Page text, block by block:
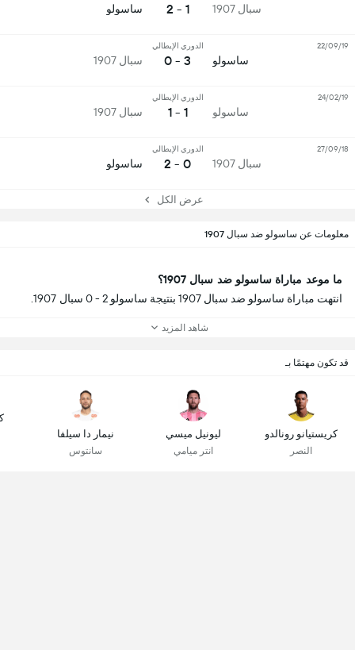
سبال 1907 1 - 2 ساسولو
ساسولو
الدوري الإيطالي
3 - 0 سبال 1907
22/09/19
ساسولو
الدوري الإيطالي
1 - 1 سبال 1907
24/02/19
سبال 1907
الدوري الإيطالي
0 - 2 ساسولو
27/09/18
عرض الكل
معلومات عن ساسولو ضد سبال 1907
ما موعد مباراة ساسولو ضد سبال 1907؟
انتهت مباراة ساسولو ضد سبال 1907 بنتيجة ساسولو 2 - 0 سبال 1907.
شاهد المزيد
قد تكون مهتمًا بـ
كريستيانو رونالدو
النصر
ليونيل ميسي
انتر ميامي
نيمار دا سيلفا
سانتوس